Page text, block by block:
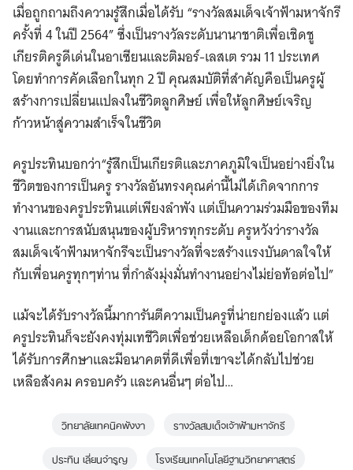
Search
for:
เมื่อถูกถามถึงความรู้สึกเมื่อได้รับ “รางวัลสมเด็จเจ้าฟ้ามหาจักรี
ครั้งที่ 4 ในปี 2564” ซึ่งเป็นรางวัลระดับนานาชาติเพื่อเชิดชู
เกียรติครูดีเด่นในอาเซียนและติมอร์-เลสเต รวม 11 ประเทศ
โดยทำการคัดเลือกในทุก 2 ปี คุณสมบัติที่สำคัญคือเป็นครูผู้
สร้างการเปลี่ยนแปลงในชีวิตลูกศิษย์ เพื่อให้ลูกศิษย์เจริญ
ก้าวหน้าสู่ความสำเร็จในชีวิต
ครูประทินบอกว่า“รู้สึกเป็นเกียรติและภาคภูมิใจเป็นอย่างยิ่งใน
ชีวิตของการเป็นครู รางวัลอันทรงคุณค่านี้ไม่ได้เกิดจากการ
ทำงานของครูประทินแต่เพียงลำพัง แต่เป็นความร่วมมือของทีม
งานและการสนับสนุนของผู้บริหารทุกระดับ ครูหวังว่ารางวัล
สมเด็จเจ้าฟ้ามหาจักรีจะเป็นรางวัลที่จะสร้างแรงบันดาลใจให้
กับเพื่อนครูทุกๆท่าน ที่กำลังมุ่งมั่นทำงานอย่างไม่ย่อท้อต่อไป”
แม้จะได้รับรางวัลนี้มาการันตีความเป็นครูที่น่ายกย่องแล้ว แต่
ครูประทินก็จะยังคงทุ่มเทชีวิตเพื่อช่วยเหลือเด็กด้อยโอกาสให้
ได้รับการศึกษาและมีอนาคตที่ดีเพื่อที่เขาจะได้กลับไปช่วย
เหลือสังคม ครอบครัว และคนอื่นๆ ต่อไป…
วิทยาลัยเทคนิคพังงา
รางวัลสมเด็จเจ้าฟ้ามหาจักรี
ประทิน เลี่ยนจำรูญ
โรงเรียนเทคโนโลยีฐานวิทยาศาสตร์